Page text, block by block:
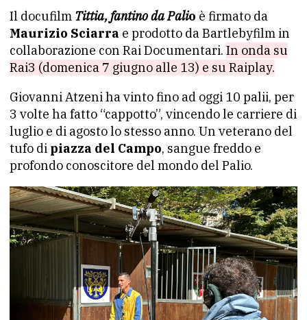
Il docufilm Tittia, fantino da Palio è firmato da
Maurizio Sciarra e prodotto da Bartlebyfilm in
collaborazione con Rai Documentari. In onda su
Rai3 (domenica 7 giugno alle 13) e su Raiplay.
Giovanni Atzeni ha vinto fino ad oggi 10 palii, per
3 volte ha fatto “cappotto”, vincendo le carriere di
luglio e di agosto lo stesso anno. Un veterano del
tufo di piazza del Campo, sangue freddo e
profondo conoscitore del mondo del Palio.